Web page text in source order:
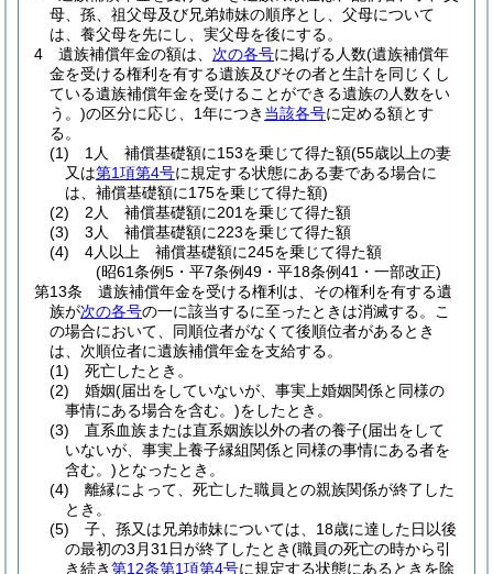
母、孫、祖父母及び兄弟姉妹の順序とし、父母について
は、養父母を先にし、実父母を後にする。
4
遺族補償年金の額は、 次の各号に掲げる人数(遺族補償年
金を受ける権利を有する遺族及びその者と生計を同じくし
ている遺族補償年金を受けることができる遺族の人数をい
う。)の区分に応じ、1年につき 当該各号に定める額とす
る。
(1)
1人 補償基礎額に153を乗じて得た額(55歳以上の妻
又は第1項第4号に規定する状態にある妻である場合に
は、補償基礎額に175を乗じて得た額)
(2)
2人 補償基礎額に201を乗じて得た額
(3)
3人 補償基礎額に223を乗じて得た額
(4)
4人以上 補償基礎額に245を乗じて得た額
(昭61条例5・平7条例49・平18条例41・一部改正)
第13条
遺族補償年金を受ける権利は、その権利を有する遺
族が次の各号の一に該当するに至ったときは消滅する。
こ
の場合において、同順位者がなくて後順位者があるとき
は、次順位者に遺族補償年金を支給する。
(1)
死亡したとき。
(2)
婚姻(届出をしていないが、事実上婚姻関係と同様の
事情にある場合を含む。)をしたとき。
(3)
直系血族または直系姻族以外の者の養子(届出をして
いないが、事実上養子縁組関係と同様の事情にある者を
含む。)となったとき。
(4)
離縁によって、死亡した職員との親族関係が終了した
とき。
(5)
子、孫又は兄弟姉妹については、18歳に達した日以後
の最初の3月31日が終了したとき(職員の死亡の時から引
き続き第12条第1項第4号に規定する状態にあるときを除